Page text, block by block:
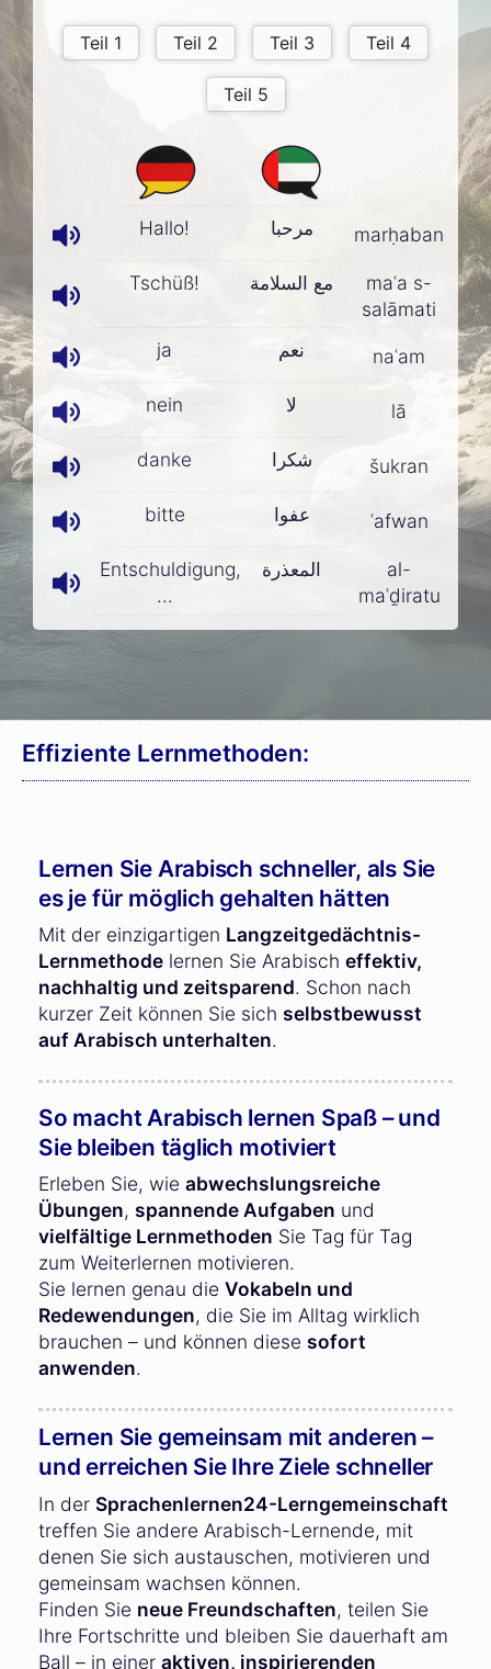
Hallo! مرحبا marḥaban
Tschüß! مع السلامة
maʿa s-
salāmati
ja
نعم naʿam
nein لا lā
danke شكرا šukran
bitte عفوا ʿafwan
Entschuldigung,
...
المعذرة
al-
maʿḏiratu
Effiziente Lernmethoden:
Lernen Sie Arabisch schneller, als Sie
es je für möglich gehalten hätten
Mit der einzigartigen Langzeitgedächtnis-
Lernmethode lernen Sie Arabisch effektiv,
nachhaltig und zeitsparend. Schon nach
kurzer Zeit können Sie sich selbstbewusst
auf Arabisch unterhalten.
So macht Arabisch lernen Spaß – und
Sie bleiben täglich motiviert
Erleben Sie, wie abwechslungsreiche
Übungen, spannende Aufgaben und
vielfältige Lernmethoden Sie Tag für Tag
zum Weiterlernen motivieren.
Sie lernen genau die Vokabeln und
Redewendungen, die Sie im Alltag wirklich
brauchen – und können diese sofort
anwenden.
Lernen Sie gemeinsam mit anderen –
und erreichen Sie Ihre Ziele schneller
In der Sprachenlernen24-Lerngemeinschaft
treffen Sie andere Arabisch-Lernende, mit
denen Sie sich austauschen, motivieren und
gemeinsam wachsen können.
Finden Sie neue Freundschaften, teilen Sie
Ihre Fortschritte und bleiben Sie dauerhaft am
Ball – in einer aktiven, inspirierenden